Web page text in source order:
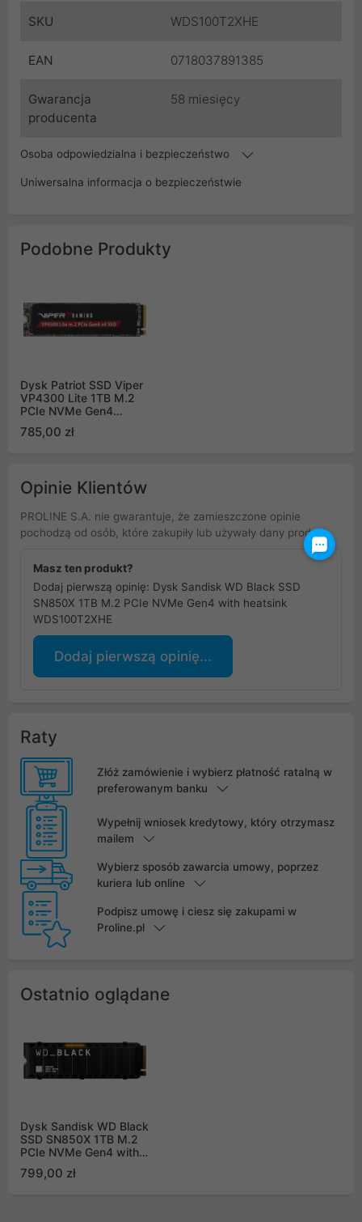
SKU WDS100T2XHE
EAN 0718037891385
Gwarancja
producenta
58 miesięcy
Osoba odpowiedzialna i bezpieczeństwo
Uniwersalna informacja o bezpieczeństwie
Podobne Produkty
Dysk Patriot SSD Viper
VP4300 Lite 1TB M.2
PCIe NVMe Gen4
785,00 zł
Opinie Klientów
PROLINE S.A. nie gwarantuje, że zamieszczone opinie
pochodzą od osób, które zakupiły lub używały dany produkt.
Masz ten produkt?
Dodaj pierwszą opinię: Dysk Sandisk WD Black SSD
SN850X 1TB M.2 PCIe NVMe Gen4 with heatsink
WDS100T2XHE
Dodaj pierwszą opinię...
Raty
Złóż zamówienie i wybierz płatność ratalną w
preferowanym banku
Wypełnij wniosek kredytowy, który otrzymasz
mailem
Wybierz sposób zawarcia umowy, poprzez
kuriera lub online
Podpisz umowę i ciesz się zakupami w
Proline.pl
Ostatnio oglądane
Dysk Sandisk WD Black
SSD SN850X 1TB M.2
PCIe NVMe Gen4 with
WDS100T2XHE
799,00 zł